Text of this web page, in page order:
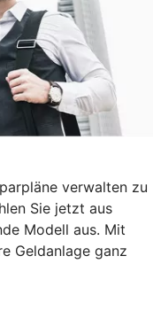
verwalten zu
Sie jetzt aus
Modell aus. Mit
Geldanlage ganz